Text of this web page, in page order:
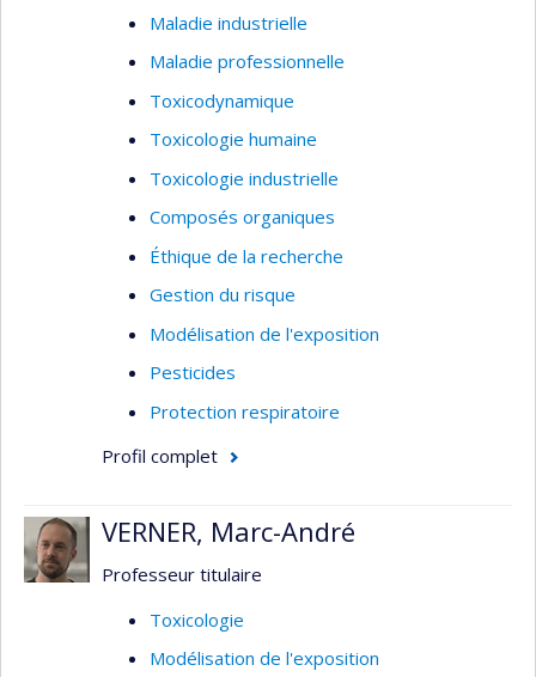
Maladie industrielle
Maladie professionnelle
Toxicodynamique
Toxicologie humaine
Toxicologie industrielle
Composés organiques
Éthique de la recherche
Gestion du risque
Modélisation de l'exposition
Pesticides
Protection respiratoire
Profil complet
VERNER, Marc-André
Professeur titulaire
Toxicologie
Modélisation de l'exposition